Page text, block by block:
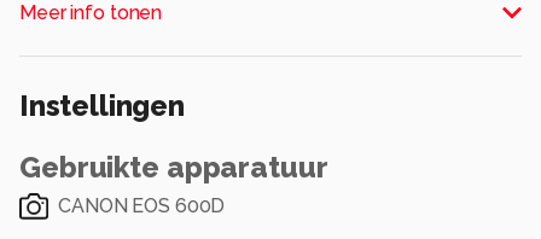
Of het gaat om eetbare champignons
(paddenstoelen) of niet.
Alle rechten voorbehouden
Meer info tonen
Instellingen
Gebruikte apparatuur
CANON EOS 600D